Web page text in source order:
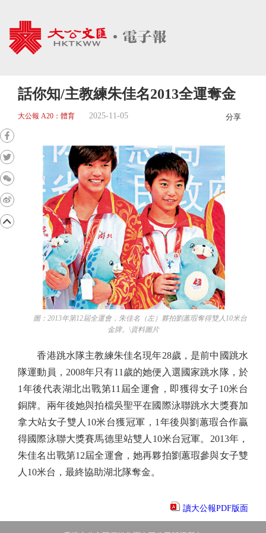
話你知/主教練朱佳名2013全運奪金
大公報 A20：體育 2025-11-05 分享
圖：2013年第12屆全運會，朱佳名（左）夥拍劉蕙瑕奪得雙人10米台
金牌。\資料圖片
香港跳水隊主教練朱佳名現年28歲，是前中國跳水
隊運動員，2008年只有11歲的她便入選國家跳水隊，於
1年後代表湖北出戰第11屆全運會，即獲得女子10米台
銅牌。兩年後她與拍檔吳聖平在國際泳聯跳水大獎賽加
拿大站女子雙人10米台獲冠軍，1年後與劉蕙瑕合作贏
得國際泳聯大獎賽馬德里站雙人10米台冠軍。2013年，
朱佳名出戰第12屆全運會，她再夥拍劉蕙瑕參與女子雙
人10米台，最終協助湖北隊奪金。
讀大公報PDF版面